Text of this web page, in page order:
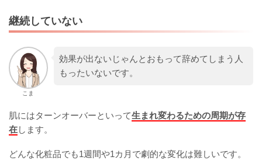
継続していない
こま
効果が出ないじゃんとおもって辞めてしまう人
もったいないです。
肌にはターンオーバーといって生まれ変わるための周期が存
在します。
どんな化粧品でも1週間や1カ月で劇的な変化は難しいです。